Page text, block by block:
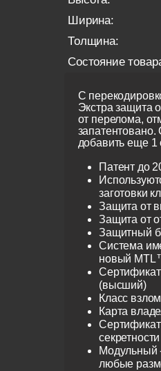
Ширина:
Толщина:
Состояние
С
Экстра защита
от перелома,
добавить еще 1
Патент до
заготовки
Защита от
Защита от
Защитный
Система
новый
(высший)
Класс
Карта
Модульный
любые